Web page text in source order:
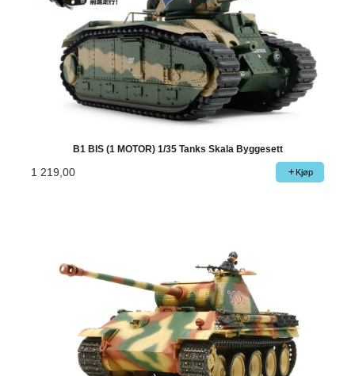
B1 BIS (1 MOTOR) 1/35 Tanks Skala Byggesett
1 219,00 Kjøp